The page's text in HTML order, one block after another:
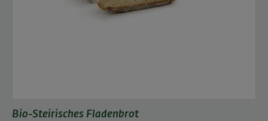
Bio-Steirisches Fladenbrot